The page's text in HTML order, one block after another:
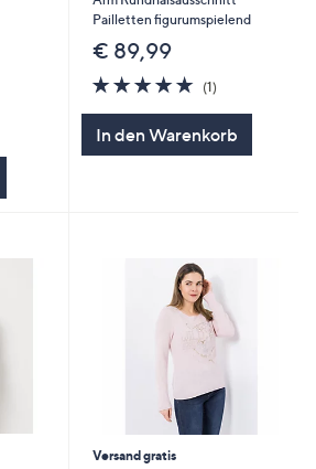
Pailletten figurumspielend
€ 89,99
5.0
von
(1)1
In den Warenkorb
Versand gratis